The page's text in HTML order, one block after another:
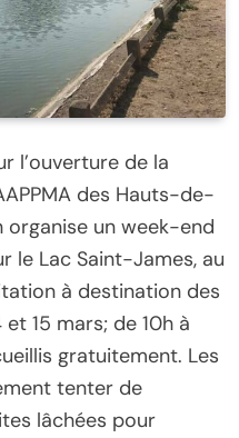
l’ouverture de la
des Hauts-de-
organise un week-end
le Lac Saint-James, au
à destination des
15 mars; de 10h à
gratuitement. Les
tenter de
lâchées pour